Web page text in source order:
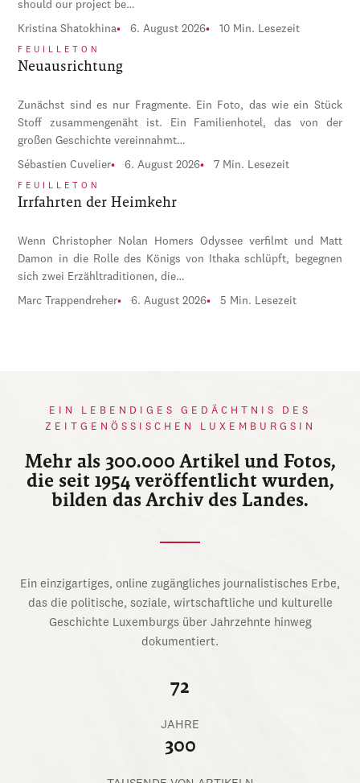
should our project be…
Kristina Shatokhina 6. August 2026 10 Min. Lesezeit
FEUILLETON
Neuausrichtung
Zunächst sind es nur Fragmente. Ein Foto, das wie ein Stück
Stoff zusammengenäht ist. Ein Familienhotel, das von der
großen Geschichte vereinnahmt…
Sébastien Cuvelier 6. August 2026 7 Min. Lesezeit
FEUILLETON
Irrfahrten der Heimkehr
Wenn Christopher Nolan Homers Odyssee verfilmt und Matt
Damon in die Rolle des Königs von Ithaka schlüpft, begegnen
sich zwei Erzähltraditionen, die…
Marc Trappendreher 6. August 2026 5 Min. Lesezeit
EIN LEBENDIGES GEDÄCHTNIS DES
ZEITGENÖSSISCHEN LUXEMBURGSIN
Mehr als 300.000 Artikel und Fotos,
die seit 1954 veröffentlicht wurden,
bilden das Archiv des Landes.
Ein einzigartiges, online zugängliches journalistisches Erbe,
das die politische, soziale, wirtschaftliche und kulturelle
Geschichte Luxemburgs über Jahrzehnte hinweg
dokumentiert.
72
JAHRE
300